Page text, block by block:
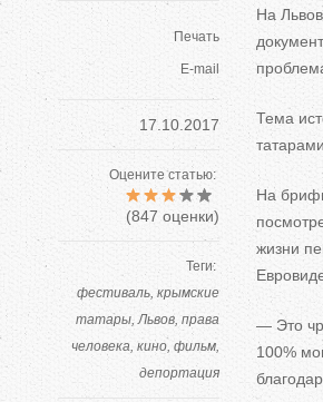
Печать
E-mail
17.10.2017
Оцените статью:
(847 оценки)
Теги:
фестиваль крымские
татары Львов права
человека кино фильм
депортация
На
Тема
На
жизни
— Это
100%